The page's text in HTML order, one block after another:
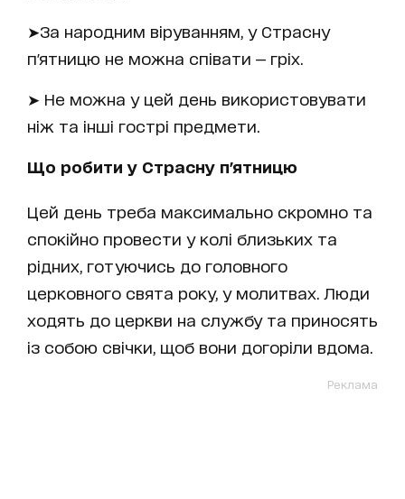
➤За народним віруванням, у Страсну
п'ятницю не можна співати — гріх.
➤ Не можна у цей день використовувати
ніж та інші гострі предмети.
Що робити у Страсну п'ятницю
Цей день треба максимально скромно та
спокійно провести у колі близьких та
рідних, готуючись до головного
церковного свята року, у молитвах. Люди
ходять до церкви на службу та приносять
із собою свічки, щоб вони догоріли вдома.
Реклама